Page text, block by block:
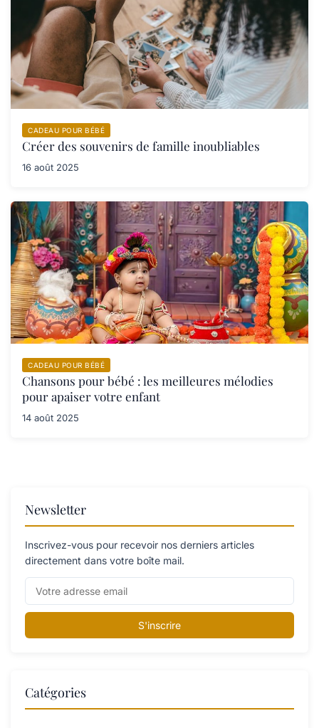
CADEAU POUR BÉBÉ
Créer des souvenirs de famille inoubliables
16 août 2025
CADEAU POUR BÉBÉ
Chansons pour bébé : les meilleures mélodies
pour apaiser votre enfant
14 août 2025
Newsletter
Inscrivez-vous pour recevoir nos derniers articles
directement dans votre boîte mail.
S'inscrire
Catégories